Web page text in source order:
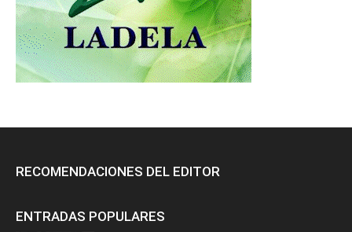
RECOMENDACIONES DEL EDITOR
ENTRADAS POPULARES